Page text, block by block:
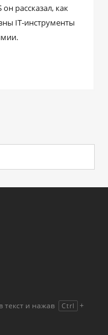
рассказал, как
IT-инструменты
текст и нажав Ctrl +